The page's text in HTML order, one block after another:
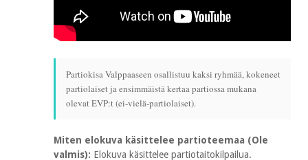
Partiokisa Valppaaseen osallistuu kaksi ryhmää, kokeneet
partiolaiset ja ensimmäistä kertaa partiossa mukana
olevat EVP:t (ei-vielä-partiolaiset).
Miten elokuva käsittelee partioteemaa (Ole
valmis): Elokuva käsittelee partiotaitokilpailua.